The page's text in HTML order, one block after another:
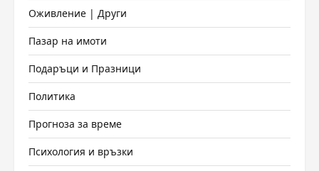
Оживление | Други
Пазар на имоти
Подаръци и Празници
Политика
Прогноза за време
Психология и връзки